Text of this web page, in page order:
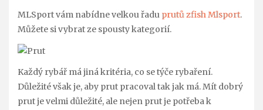
MLSport vám nabídne velkou řadu prutů zfish Mlsport.
Můžete si vybrat ze spousty kategorií.
Každý rybář má jiná kritéria, co se týče rybaření.
Důležité však je, aby prut pracoval tak jak má. Mít dobrý
prut je velmi důležité, ale nejen prut je potřeba k